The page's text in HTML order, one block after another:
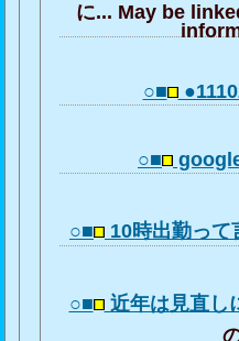
に... May be
○■
○■
○■ 10時出勤っ
○■ 近年は見直